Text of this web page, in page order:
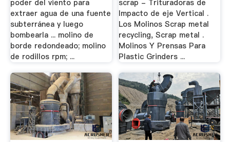
poder del viento para
extraer agua de una fuente
subterránea y luego
bombearla ... molino de
borde redondeado; molino
de rodillos rpm; ...
scrap - Trituradoras de
Impacto de eje Vertical .
Los Molinos Scrap metal
recycling, Scrap metal .
Molinos Y Prensas Para
Plastic Grinders ...